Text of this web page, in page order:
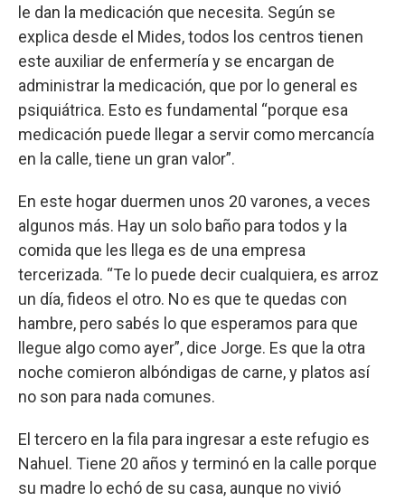
le dan la medicación que necesita. Según se
explica desde el Mides, todos los centros tienen
este auxiliar de enfermería y se encargan de
administrar la medicación, que por lo general es
psiquiátrica. Esto es fundamental “porque esa
medicación puede llegar a servir como mercancía
en la calle, tiene un gran valor”.
En este hogar duermen unos 20 varones, a veces
algunos más. Hay un solo baño para todos y la
comida que les llega es de una empresa
tercerizada. “Te lo puede decir cualquiera, es arroz
un día, fideos el otro. No es que te quedas con
hambre, pero sabés lo que esperamos para que
llegue algo como ayer”, dice Jorge. Es que la otra
noche comieron albóndigas de carne, y platos así
no son para nada comunes.
El tercero en la fila para ingresar a este refugio es
Nahuel. Tiene 20 años y terminó en la calle porque
su madre lo echó de su casa, aunque no vivió